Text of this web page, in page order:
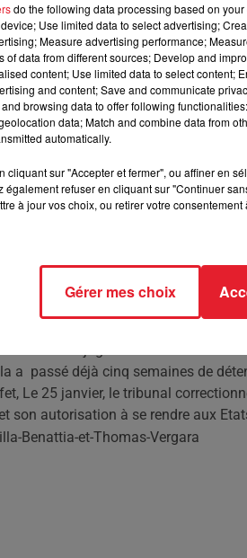
procès pour avoir poignardé son
avec lui en violation de son
commissariat parisien, Nabilla a
en Suisse pour une séance de
a précisé le parquet.
ami à Boulogne-Billancourt
strict qui lui interdit d'entrer en
pris quelques libertés avec ses
et lors de voyages hors de France,
une enquête pour le «non-respect»
de son contrôle judiciaire, et un
le moment, le parquet n'a pas pris
décide de hausser le ton et
au juge des libertés et de la
a passé déjà cinq semaines de
Le 25 janvier, le tribunal
autorisation à se rendre aux
do the following data processing based on
Use limited data to select advertising;
Measure advertising performance;
of data from different sources; Develop and
content; Use limited data to select content;
and content; Save and communicate
browsing data to offer following
data; Match and combine data from
automatically.
cliquant sur "Accepter et fermer", ou affiner en
également refuser en cliquant sur "Continuer
à jour vos choix, ou retirer votre
Gérer mes choix